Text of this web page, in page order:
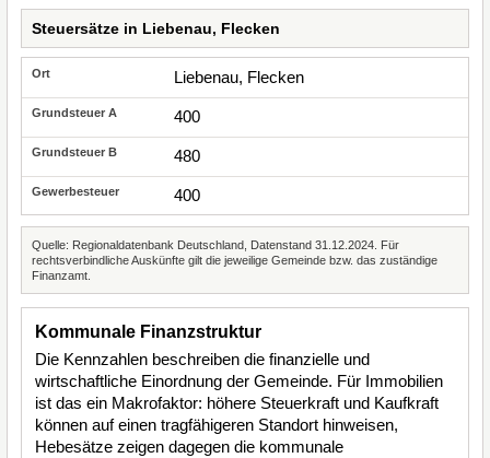
Steuersätze in Liebenau, Flecken
Liebenau, Flecken
400
480
400
Quelle: Regionaldatenbank Deutschland, Datenstand 31.12.2024. Für
rechtsverbindliche Auskünfte gilt die jeweilige Gemeinde bzw. das zuständige
Finanzamt.
Kommunale Finanzstruktur
Die Kennzahlen beschreiben die finanzielle und
wirtschaftliche Einordnung der Gemeinde. Für Immobilien
ist das ein Makrofaktor: höhere Steuerkraft und Kaufkraft
können auf einen tragfähigeren Standort hinweisen,
Hebesätze zeigen dagegen die kommunale